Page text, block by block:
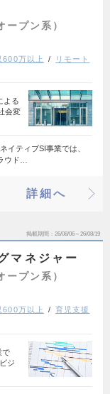
プン系）
600万以上
リモート
よる
会変
イティブSI事業では、
ウド…
詳細へ
掲載期間 26/08/06～26/08/19
マネジャー
プン系）
600万以上
育児支援
で
ジ